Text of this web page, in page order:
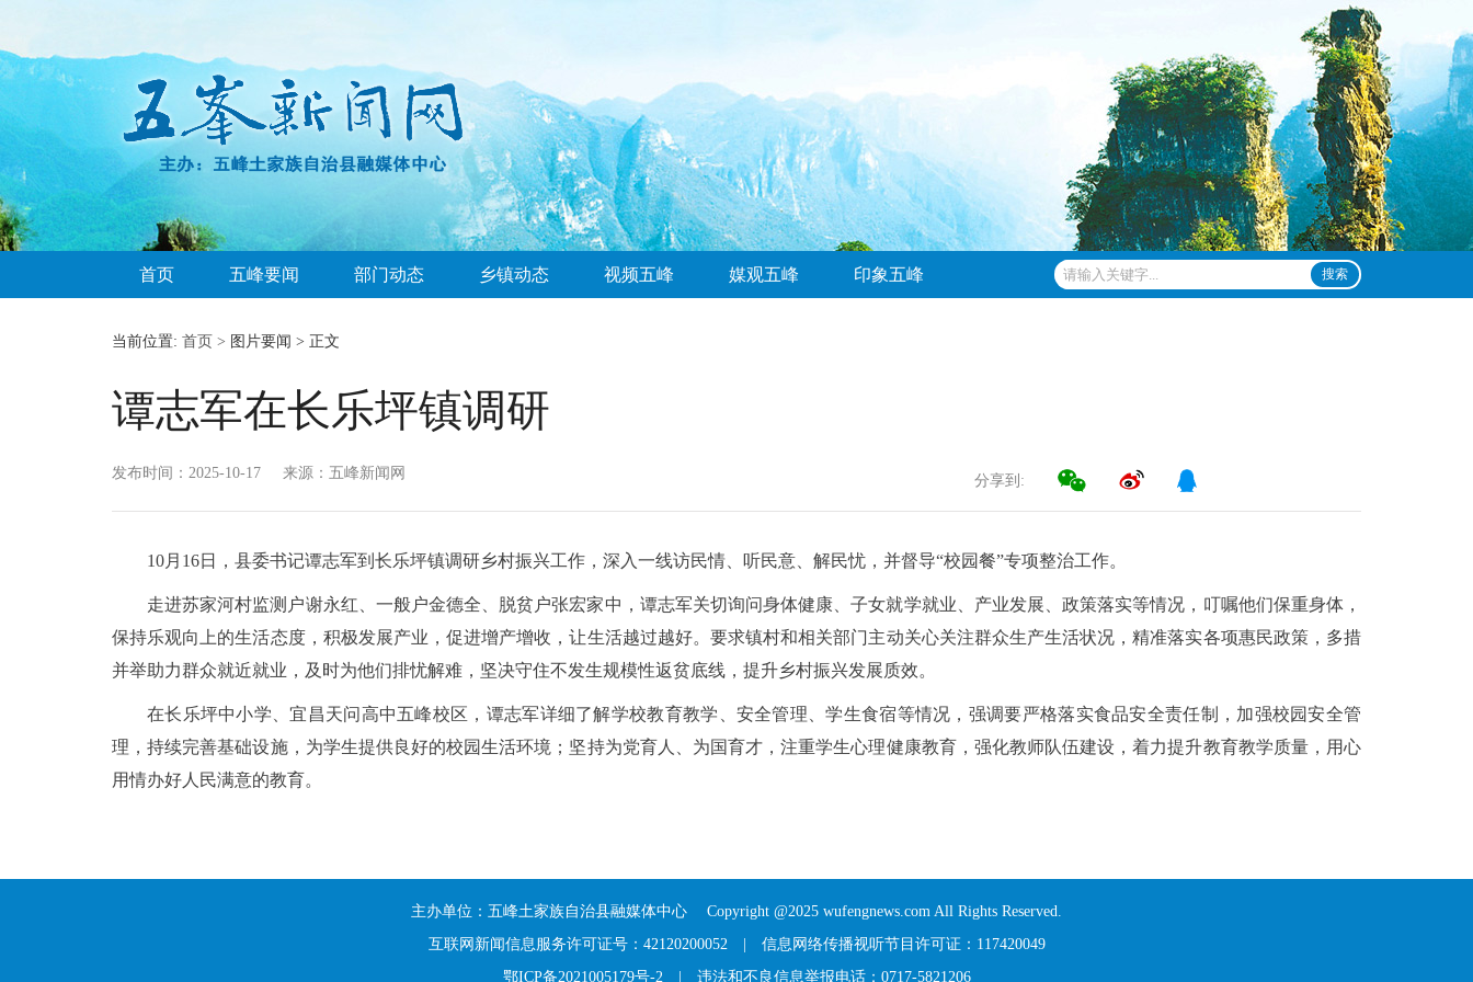
首页 五峰要闻 部门动态 乡镇动态 视频五峰 媒观五峰 印象五峰 搜索
当前位置: 首页 > 图片要闻 > 正文
谭志军在长乐坪镇调研
发布时间：2025-10-17 来源：五峰新闻网 分享到:
10月16日，县委书记谭志军到长乐坪镇调研乡村振兴工作，深入一线访民情、听民意、解民忧，并督导“校园餐”专项整治工作。
走进苏家河村监测户谢永红、一般户金德全、脱贫户张宏家中，谭志军关切询问身体健康、子女就学就业、产业发展、政策落实等情况，叮嘱他们保重身体，
保持乐观向上的生活态度，积极发展产业，促进增产增收，让生活越过越好。要求镇村和相关部门主动关心关注群众生产生活状况，精准落实各项惠民政策，多措
并举助力群众就近就业，及时为他们排忧解难，坚决守住不发生规模性返贫底线，提升乡村振兴发展质效。
在长乐坪中小学、宜昌天问高中五峰校区，谭志军详细了解学校教育教学、安全管理、学生食宿等情况，强调要严格落实食品安全责任制，加强校园安全管
理，持续完善基础设施，为学生提供良好的校园生活环境；坚持为党育人、为国育才，注重学生心理健康教育，强化教师队伍建设，着力提升教育教学质量，用心
用情办好人民满意的教育。
主办单位：五峰土家族自治县融媒体中心 Copyright @2025 wufengnews.com All Rights Reserved.
互联网新闻信息服务许可证号：42120200052| 信息网络传播视听节目许可证：117420049
鄂ICP备2021005179号-2| 违法和不良信息举报电话：0717-5821206